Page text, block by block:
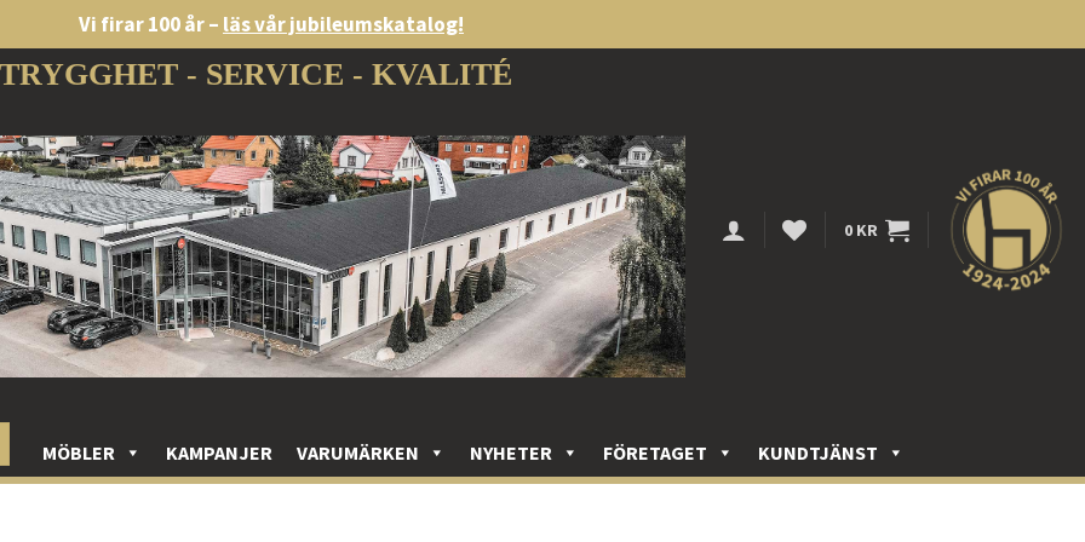
Vi firar 100 år – läs vår jubileumskatalog!
TRYGGHET - SERVICE - KVALITÉ
0 KR
MÖBLER KAMPANJER VARUMÄRKEN NYHETER FÖRETAGET KUNDTJÄNST